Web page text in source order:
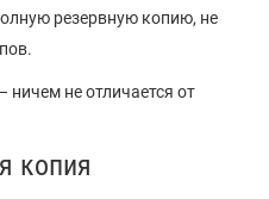
резервную копию, не
не отличается от
копия